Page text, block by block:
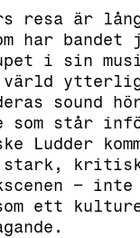
resa är
har
i sin
sound
som står
Ludder
stark,
– inte
ett